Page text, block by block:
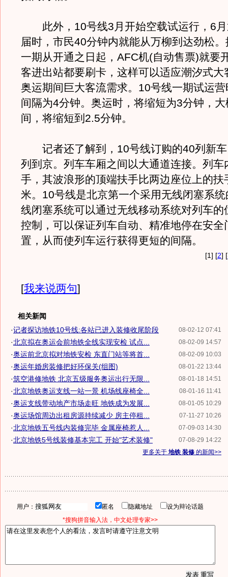
此外，10号线3月开始空载试运行，6月
届时，市民40分钟内就能从万柳到达劲松
一期从开通之日起，AFC机(自动售票)就要
客进出站都要刷卡，这样可以适应潮汐式大
奥运期间巨大客流需求。10号线一期试运
间隔为4分钟。奥运时，将缩短为3分钟，
间，将缩短到2.5分钟。
记者还了解到，10号线订购的40列新车
列到京。列车车厢之间以大通道连接。列车
手，其波浪形的顶端扶手比两边座位上的扶
米。10号线是北京第一个采用无线闭塞系
线闭塞系统可以通过无线移动系统对列车的
控制，可以保证列车自动、精准地停在安全
置，从而使列车运行获得更短的间隔。
[1] [2] [
[我来说两句]
相关新闻
08-02-12 07:41
·记者探访地铁10号线:各站已进入装修收尾阶段
08-02-09 14:57
·北京拟在奥运会前地铁全线实现安检 试点...
08-02-09 10:03
·奥运前北京拟对地铁安检 东直门站等将首...
08-01-22 13:44
·奥运年婚房装修把好环保关(组图)
08-01-18 14:51
·筑空港修地铁 北京五级服务奥运出行无限...
08-01-16 11:41
·北京地铁奥运支线一站一景 机场线座椅全...
08-01-05 10:29
·奥运支线带动地产市场走旺 地铁成为发展...
07-11-27 10:26
·奥运场馆周边出租房源持续减少 房主停租...
07-09-03 14:30
·北京地铁五号线内装修完毕 金属座椅惹人...
07-08-29 14:22
·北京地铁5号线装修基本完工 开始"艺术装修"
更多关于 地铁 装修 的新闻>>
用户： 匿名 隐藏地址
设为辩论话题
*搜狗拼音输入法，中文处理专家>>